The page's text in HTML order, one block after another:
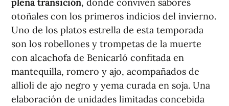
plena transición, donde conviven sabores
otoñales con los primeros indicios del invierno.
Uno de los platos estrella de esta temporada
son los robellones y trompetas de la muerte
con alcachofa de Benicarló confitada en
mantequilla, romero y ajo, acompañados de
allioli de ajo negro y yema curada en soja. Una
elaboración de unidades limitadas concebida